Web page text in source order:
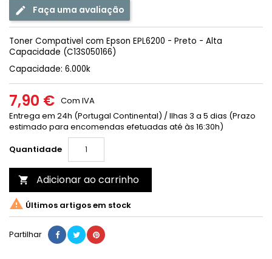
Faça uma avaliação
Toner Compativel com Epson EPL6200 - Preto - Alta
Capacidade (C13S050166)
Capacidade: 6.000k
7,90 € Com IVA
Entrega em 24h (Portugal Continental) / Ilhas 3 a 5 dias (Prazo
estimado para encomendas efetuadas até às 16:30h)
Quantidade
 Adicionar ao carrinho
 Últimos artigos em stock
Partilhar